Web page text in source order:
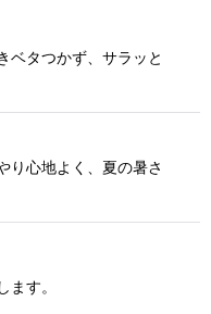
ベタつかず、サラッと
り心地よく、夏の暑さ
す。